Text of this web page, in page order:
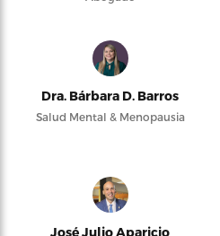
Dra. Bárbara D. Barros
Salud Mental & Menopausia
José Julio Aparicio